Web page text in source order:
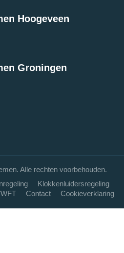
Hoogeveen
Groningen
Alle rechten voorbehouden.
Klokkenluidersregeling
Contact Cookieverklaring